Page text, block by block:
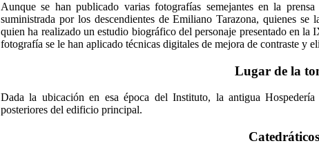
Aunque se han publicado varias fotografías semejantes en la
suministrada por los descendientes de Emiliano Tarazona, quienes
quien ha realizado un estudio biográfico del personaje presentado en
fotografía se le han aplicado técnicas digitales de mejora de contraste y
Lugar de la
Dada la ubicación en esa época del Instituto, la antigua
posteriores del edificio principal.
Catedráticos